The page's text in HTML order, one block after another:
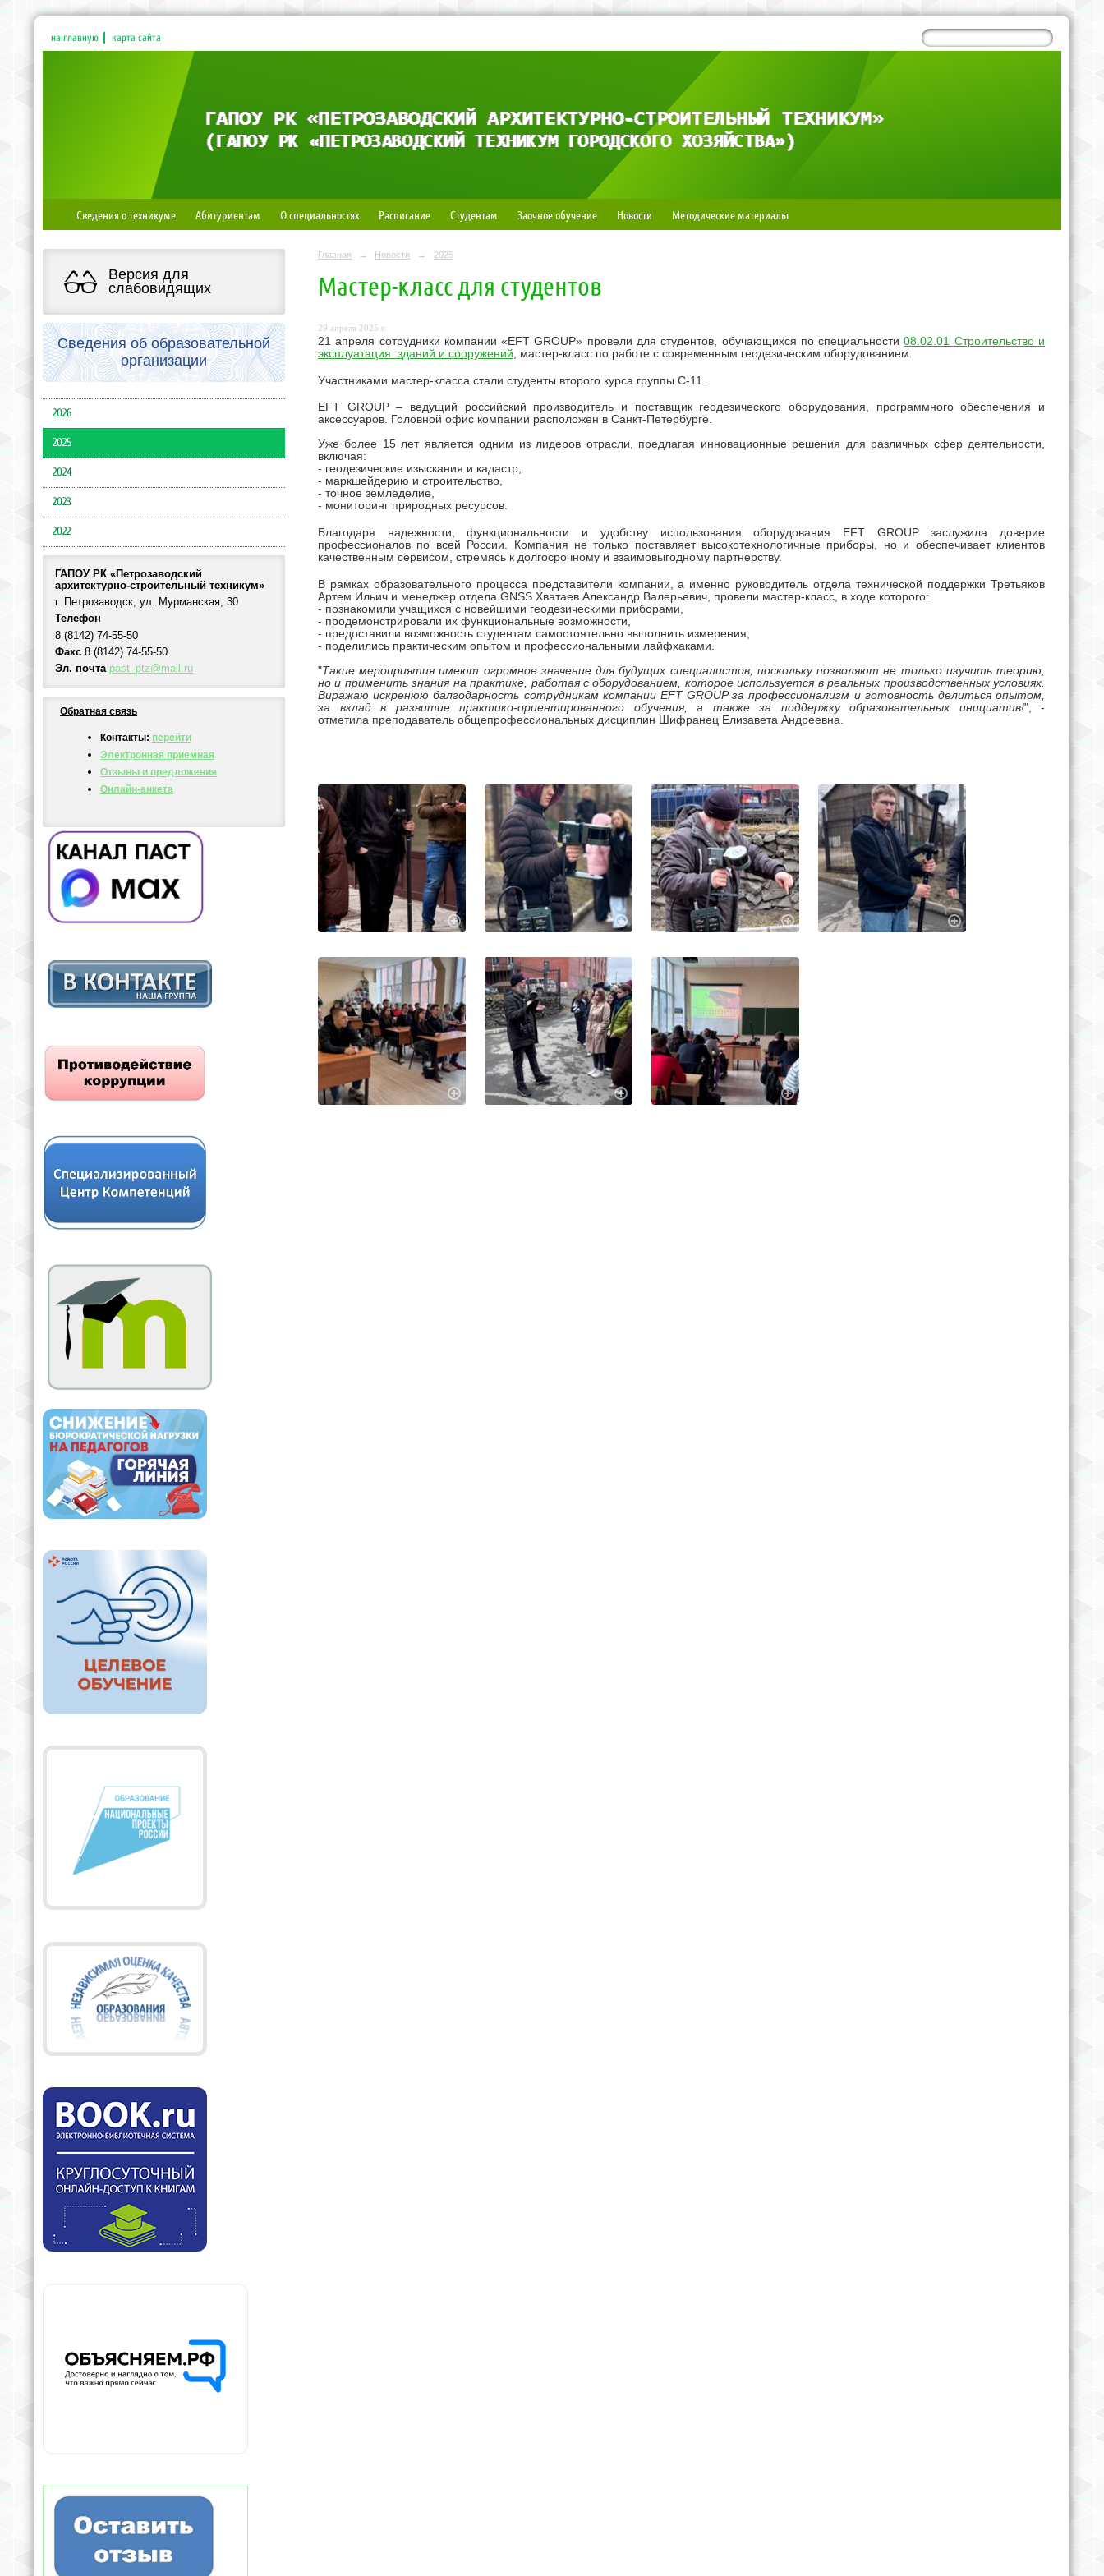
на главную карта сайта
Сведения о техникуме Абитуриентам О специальностях Расписание Студентам Заочное обучение Новости Методические материалы
Версия для
слабовидящих
Сведения об образовательной
организации
2026
2025
2024
2023
2022
ГАПОУ РК «Петрозаводский
архитектурно-строительный техникум»
г. Петрозаводск, ул. Мурманская, 30
Телефон
8 (8142) 74-55-50
Факс 8 (8142) 74-55-50
Эл. почта past_ptz@mail.ru
Обратная связь
Контакты: перейти
Электронная приемная
Отзывы и предложения
Онлайн-анкета
Главная → Новости → 2025
Мастер-класс для студентов
29 апреля 2025 г.
21 апреля сотрудники компании «EFT GROUP» провели для студентов, обучающихся по специальности08.02.01 Строительство и
эксплуатация зданий и сооружений , мастер-класс по работе с современным геодезическим оборудованием.
Участниками мастер-класса стали студенты второго курса группы С-11.
EFT GROUP – ведущий российский производитель и поставщик геодезического оборудования, программного обеспечения и
аксессуаров. Головной офис компании расположен в Санкт-Петербурге.
Уже более 15 лет является одним из лидеров отрасли, предлагая инновационные решения для различных сфер деятельности,
включая:
- геодезические изыскания и кадастр,
- маркшейдерию и строительство,
- точное земледелие,
- мониторинг природных ресурсов.
Благодаря надежности, функциональности и удобству использования оборудования EFT GROUP заслужила доверие
профессионалов по всей России. Компания не только поставляет высокотехнологичные приборы, но и обеспечивает клиентов
качественным сервисом, стремясь к долгосрочному и взаимовыгодному партнерству.
В рамках образовательного процесса представители компании, а именно руководитель отдела технической поддержки Третьяков
Артем Ильич и менеджер отдела GNSS Хватаев Александр Валерьевич, провели мастер-класс, в ходе которого:
- познакомили учащихся с новейшими геодезическими приборами,
- продемонстрировали их функциональные возможности,
- предоставили возможность студентам самостоятельно выполнить измерения,
- поделились практическим опытом и профессиональными лайфхаками.
"Такие мероприятия имеют огромное значение для будущих специалистов, поскольку позволяют не только изучить теорию,
но и применить знания на практике, работая с оборудованием, которое используется в реальных производственных условиях.
Виражаю искренюю балгодарность сотрудникам компании EFT GROUP за профессионализм и готовность делиться опытом,
за вклад в развитие практико-ориентированного обучения, а также за поддержку образовательных инициатив!", -
отметила преподаватель общепрофессиональных дисциплин Шифранец Елизавета Андреевна.